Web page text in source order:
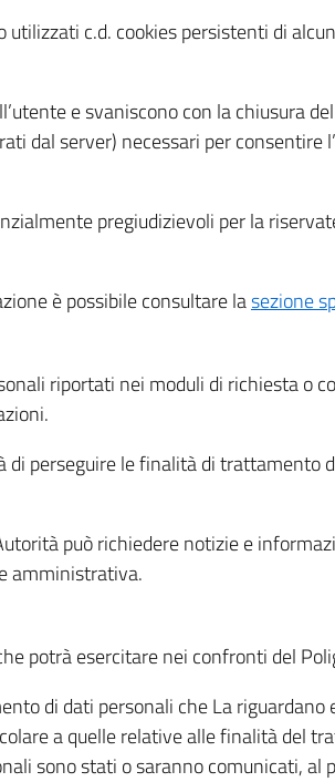
c.d. cookies persistenti di
e svaniscono con la chiusura
dal server) necessari per consentire
pregiudizievoli per la
è possibile consultare lasezione
riportati nei moduli di richiesta o
perseguire le finalità di trattamento
può richiedere notizie e
amministrativa.
potrà esercitare nei confronti del
di dati personali che La riguardano
a quelle relative alle finalità del
sono stati o saranno comunicati, al